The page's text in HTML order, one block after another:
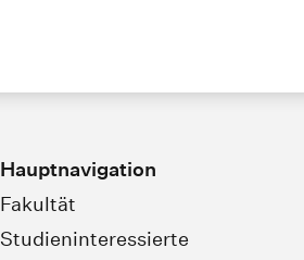
Hauptnavigation
Fakultät
Studieninteressierte